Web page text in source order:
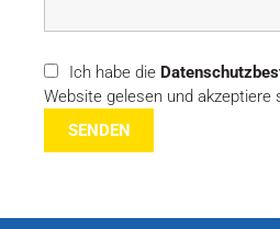
Ich habe die
Website gelesen und akzeptiere
SENDEN